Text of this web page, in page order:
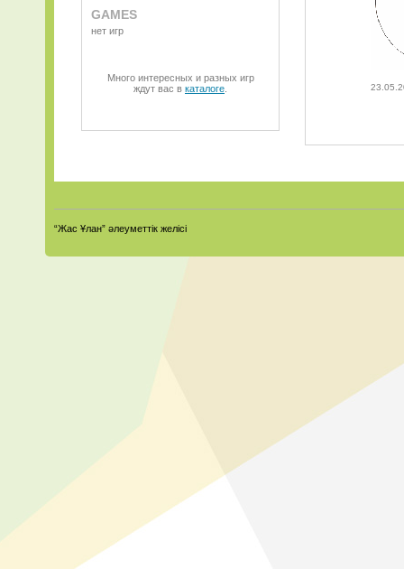
GAMES
нет игр
Много интересных и разных игр
ждут вас в каталоге
“Жас Ұлан” әлеуметтік желісі